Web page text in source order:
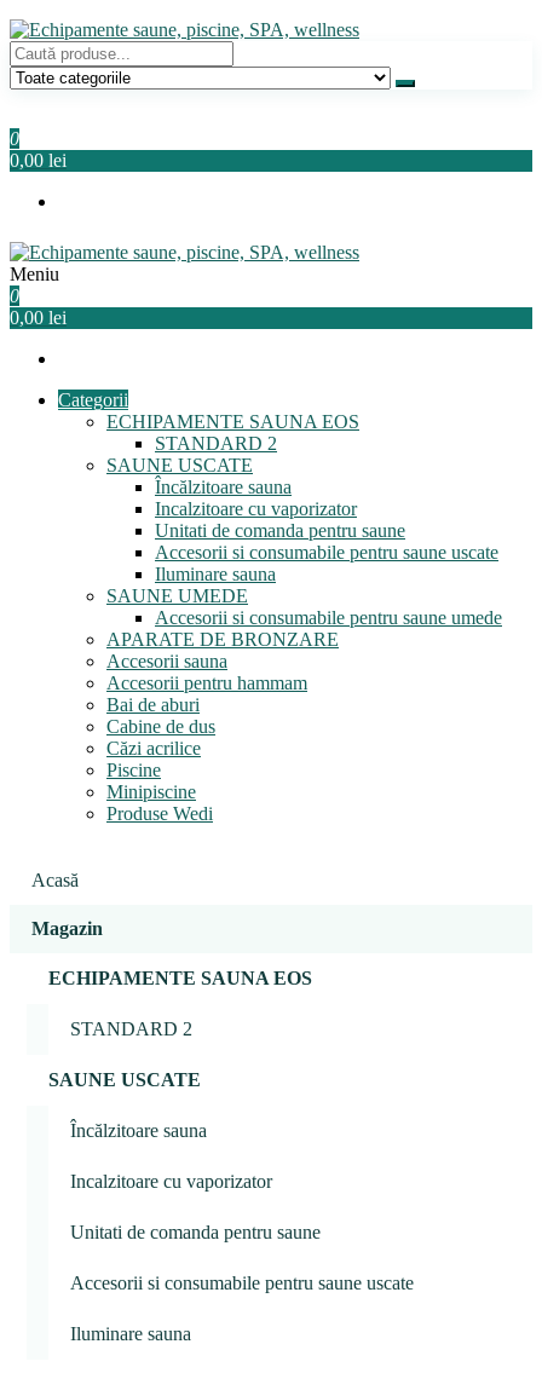
Sari
la
conținut
Echipamente saune, piscine, SPA, wellness
Relaxeaza-te!
0
0,00 lei
Echipamente saune, piscine, SPA, wellness
Relaxeaza-te!
Meniu
0
0,00 lei
Categorii
ECHIPAMENTE SAUNA EOS
STANDARD 2
SAUNE USCATE
Încălzitoare sauna
Incalzitoare cu vaporizator
Unitati de comanda pentru saune
Accesorii si consumabile pentru saune uscate
Iluminare sauna
SAUNE UMEDE
Accesorii si consumabile pentru saune umede
APARATE DE BRONZARE
Accesorii sauna
Accesorii pentru hammam
Bai de aburi
Cabine de dus
Căzi acrilice
Piscine
Minipiscine
Produse Wedi
Acasă
Magazin
ECHIPAMENTE SAUNA EOS
STANDARD 2
SAUNE USCATE
Încălzitoare sauna
Incalzitoare cu vaporizator
Unitati de comanda pentru saune
Accesorii si consumabile pentru saune uscate
Iluminare sauna